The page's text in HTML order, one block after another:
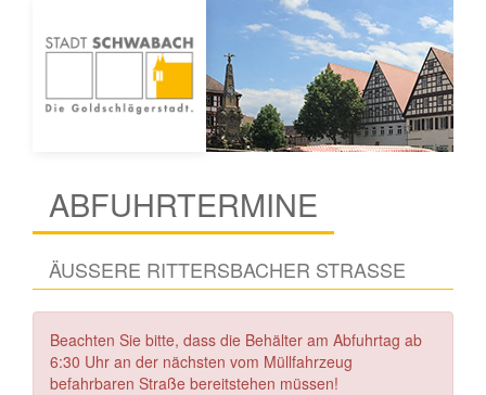
ABFUHRTERMINE
ÄUSSERE RITTERSBACHER STRASSE
Beachten Sie bitte, dass die Behälter am Abfuhrtag ab
6:30 Uhr an der nächsten vom Müllfahrzeug
befahrbaren Straße bereitstehen müssen!